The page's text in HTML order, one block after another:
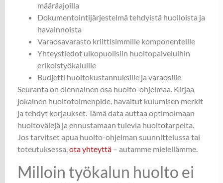
määräajoilla
Dokumentointijärjestelmä tehdyistä huolloista ja
havainnoista
Varaosavarasto kriittisimmille komponenteille
Yhteystiedot ulkopuolisiin huoltopalveluihin
erikoistyökaluille
Budjetti huoltokustannuksille ja varaosille
Seuranta on olennainen osa huolto-ohjelmaa. Kirjaa
jokainen huoltotoimenpide, havaitut kulumisen merkit
ja tehdyt korjaukset. Tämä data auttaa optimoimaan
huoltovälejä ja ennustamaan tulevia huoltotarpeita.
Jos tarvitset apua huolto-ohjelman suunnittelussa tai
toteutuksessa,ota yhteyttä – autamme mielellämme.
Milloin työkalun huolto ei